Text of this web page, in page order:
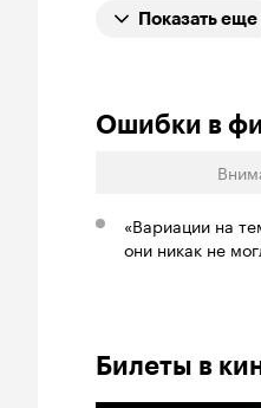
Показать еще
Ошибки в
«Вариации на
они никак не
Билеты в